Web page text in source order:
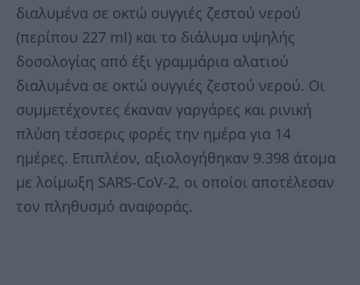
διαλυμένα σε οκτώ ουγγιές ζεστού νερού
(περίπου 227 ml) και το διάλυμα υψηλής
δοσολογίας από έξι γραμμάρια αλατιού
διαλυμένα σε οκτώ ουγγιές ζεστού νερού. Οι
συμμετέχοντες έκαναν γαργάρες και ρινική
πλύση τέσσερις φορές την ημέρα για 14
ημέρες. Επιπλέον, αξιολογήθηκαν 9.398 άτομα
με λοίμωξη SARS-CoV-2, οι οποίοι αποτέλεσαν
τον πληθυσμό αναφοράς.